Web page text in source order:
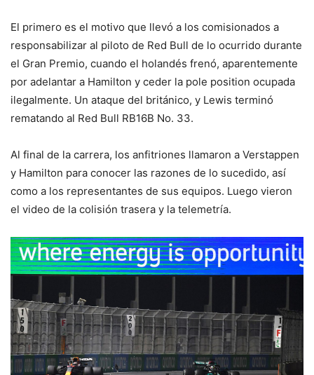
El primero es el motivo que llevó a los comisionados a
responsabilizar al piloto de Red Bull de lo ocurrido durante
el Gran Premio, cuando el holandés frenó, aparentemente
por adelantar a Hamilton y ceder la pole position ocupada
ilegalmente. Un ataque del británico, y Lewis terminó
rematando al Red Bull RB16B No. 33.
Al final de la carrera, los anfitriones llamaron a Verstappen
y Hamilton para conocer las razones de lo sucedido, así
como a los representantes de sus equipos. Luego vieron
el video de la colisión trasera y la telemetría.